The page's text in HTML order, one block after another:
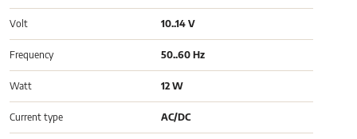
Volt 10..14 V
Frequency 50..60 Hz
Watt 12 W
Current type AC/DC